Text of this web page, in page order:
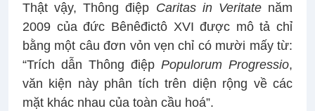
Thật vậy, Thông điệp Caritas in Veritate năm
2009 của đức Bênêđictô XVI được mô tả chỉ
bằng một câu đơn vỏn vẹn chỉ có mười mấy từ:
“Trích dẫn Thông điệp Populorum Progressio,
văn kiện này phân tích trên diện rộng về các
mặt khác nhau của toàn cầu hoá”.